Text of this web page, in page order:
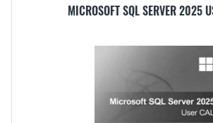
MICROSOFT SQL SERVER 2025